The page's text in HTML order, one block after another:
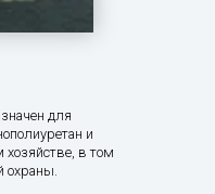
для
и
хозяйстве, в том
охраны.